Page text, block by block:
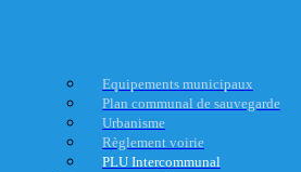
Equipements municipaux
Plan communal de sauvegarde
Urbanisme
Règlement voirie
PLU Intercommunal